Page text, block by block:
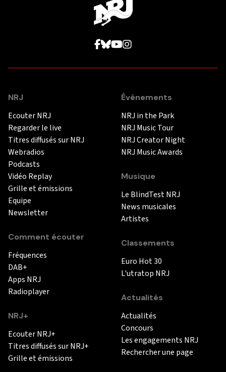
NRJ
Ecouter NRJ
Regarder le live
Titres diffusés sur NRJ
Webradios
Podcasts
Vidéo Replay
Grille et émissions
Equipe
Newsletter
Comment écouter
Fréquences
DAB+
Apps NRJ
Radioplayer
NRJ+
Ecouter NRJ+
Titres diffusés sur NRJ+
Grille et émissions
Événements
NRJ in the Park
NRJ Music Tour
NRJ Creator Night
NRJ Music Awards
Musique
Le BlindTest NRJ
News musicales
Artistes
Classements
Euro Hot 30
L'utratop NRJ
Actualités
Actualités
Concours
Les engagements NRJ
Rechercher une page